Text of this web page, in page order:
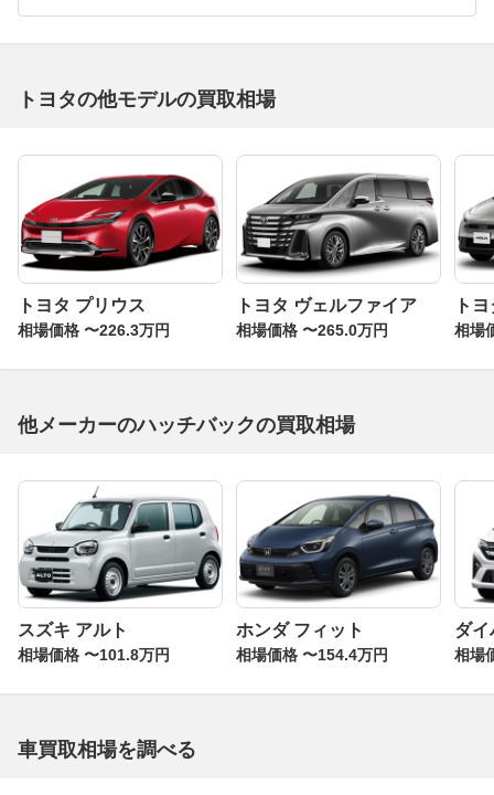
ップしています。フロマージュのカラーにオレンジの挿し
色がオシャレなインテリアではファスナーで取り外しでき
すね。このシートカバーもブラウン地に千鳥格子でとても
トヨタの他モデルの買取相場
トヨタ プリウス
相場価格 〜226.3万円
トヨタ ヴェルファイア
相場価格 〜265.0万円
ト
相場
他メーカーのハッチバックの買取相場
スズキ アルト
相場価格 〜101.8万円
ホンダ フィット
相場価格 〜154.4万円
ダイ
相場
車買取相場を調べる